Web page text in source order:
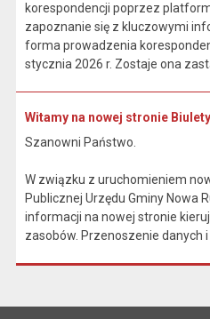
korespondencji poprzez
zapoznanie się z kluczowymi
forma prowadzenia
stycznia 2026 r. Zostaje ona
Witamy na nowej stronie
Szanowni Państwo.
W związku z uruchomieniem
Publicznej Urzędu Gminy Nowa
informacji na nowej stronie
zasobów. Przenoszenie danych i